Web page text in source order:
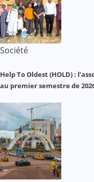
Société
Help To Oldest (HOLD) :
au premier semestre de